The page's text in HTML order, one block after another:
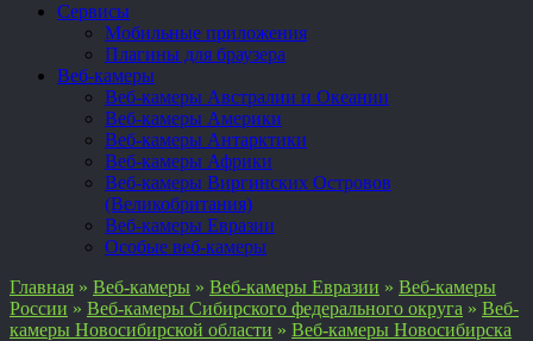
Сервисы
Мобильные приложения
Плагины для браузера
Веб-камеры
Веб-камеры Австралии и Океании
Веб-камеры Америки
Веб-камеры Антарктики
Веб-камеры Африки
Веб-камеры Виргинских Островов
(Великобритания)
Веб-камеры Евразии
Особые веб-камеры
Главная » Веб-камеры » Веб-камеры Евразии » Веб-камеры
России » Веб-камеры Сибирского федерального округа » Веб-
камеры Новосибирской области » Веб-камеры Новосибирска